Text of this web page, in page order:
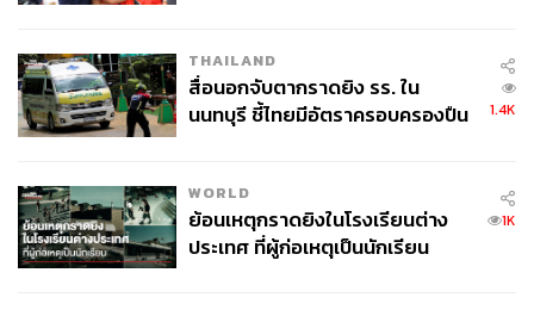
THAILAND
สื่อนอกจับตากราดยิง รร. ใน
นนทบุรี ชี้ไทยมีอัตราครอบครองปืน
1.4K
WORLD
ย้อนเหตุกราดยิงในโรงเรียนต่าง
ประเทศ ที่ผู้ก่อเหตุเป็นนักเรียน
1K